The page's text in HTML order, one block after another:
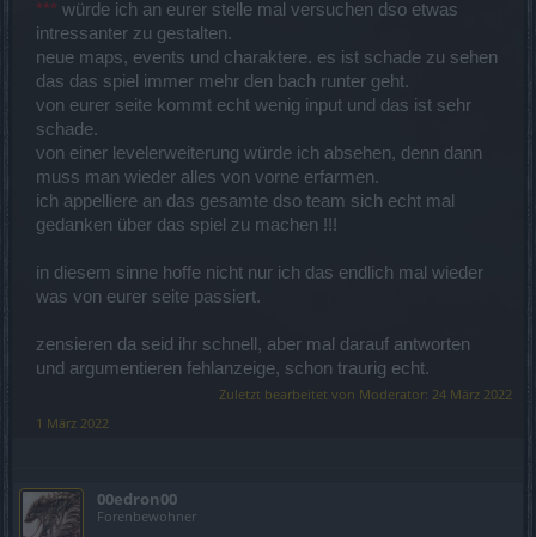
*** würde ich an eurer stelle mal versuchen dso etwas
intressanter zu gestalten.
neue maps, events und charaktere. es ist schade zu sehen
das das spiel immer mehr den bach runter geht.
von eurer seite kommt echt wenig input und das ist sehr
schade.
von einer levelerweiterung würde ich absehen, denn dann
muss man wieder alles von vorne erfarmen.
ich appelliere an das gesamte dso team sich echt mal
gedanken über das spiel zu machen !!!
in diesem sinne hoffe nicht nur ich das endlich mal wieder
was von eurer seite passiert.
zensieren da seid ihr schnell, aber mal darauf antworten
und argumentieren fehlanzeige, schon traurig echt.
Zuletzt bearbeitet von Moderator: 24 März 2022
1 März 2022
00edron00
Forenbewohner